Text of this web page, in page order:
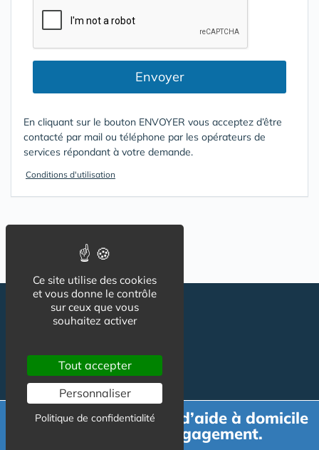
Envoyer
En cliquant sur le bouton ENVOYER vous acceptez d’être
contacté par mail ou téléphone par les opérateurs de
services répondant à votre demande.
Conditions d'utilisation
Suivez-nous
Mentions légales
Charte
Demande de devis d’aide à domicile
gratuit et sans engagement.
Ce site utilise des cookies
et vous donne le contrôle
sur ceux que vous
souhaitez activer
Tout accepter
Personnaliser
Politique de confidentialité